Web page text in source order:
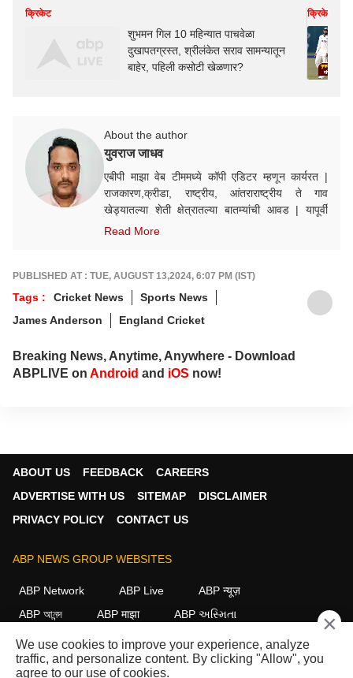
क्रिकेट
शुभमन गिल 10 महिन्यात पाचवेळा
दुखापतग्रस्त, श्रीलंकेत सराव सामन्यातून
बाहेर, पहिली कसोटी खेळणार?
क्रिकेट
About the author
युवराज जाधव
एबीपी माझा वेब टीममध्ये कॉपी एडिटर म्हणून कार्यरत |
राजकारण,क्रीडा, राष्ट्रीय, आंतराराष्ट्रीय ते गाव
खेड्यातल्या शेती क्षेत्रातल्या बातम्यांची आवड | यापूर्वी
महाराष्ट्र टाइम्स ऑनलाइन | टीव्ही 9 मराठी डिजीटल |
Read More
PUBLISHED AT : TUE, AUGUST 13,2024, 6:07 PM (IST)
Tags : Cricket News
Sports News
James Anderson
England Cricket
Breaking News, Anytime, Anywhere - Download
ABPLIVE on Android and iOS now!
ABOUT US FEEDBACK
CAREERS
ADVERTISE WITH US
SITEMAP
DISCLAIMER
PRIVACY POLICY
CONTACT US
ABP NEWS GROUP WEBSITES
ABP Network ABP Live
ABP न्यूज़
ABP আনন্দ
ABP माझा
ABP અસ્મિતા
ABP Ganga
ABP ਸਾਂਝਾ ABP நாடு ABP దేశం
FOLLOW US
×
We use cookies to improve your experience, analyze
traffic, and personalize content. By clicking "Allow", you
agree to our use of cookies.